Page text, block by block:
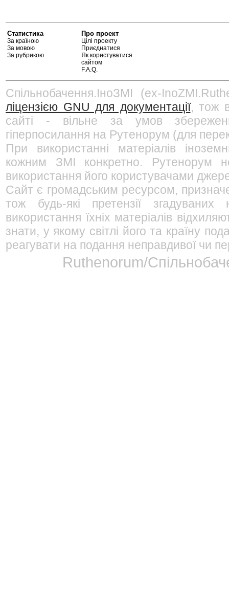
Статистика
За країною
За мовою
За рубрикою
Про проект
Цілі проекту
Приєднатися
Як користуватися
сайтом
F.A.Q.
Спільнобачення.ІноЗМІ (ex-
ліцензією GNU для документації, тож
сайті - вільне за умов
гіперпосилання на Рутенорум (для
При використанні матеріалів
кожним ЗМІ конкретно. Рутенорум
використання його користувачами
Сайт є громадським ресурсом,
тож будь-які претензії
використання їхніх матеріалів
знати, у якому світлі його та країну
реагувати на подання неправдивої чи
Ruthenorum/